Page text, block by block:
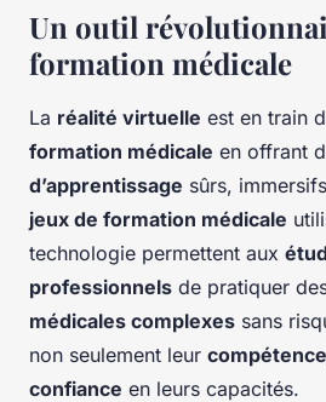
Un outil
formation médicale
La réalité virtuelle est en train
formation médicale en offrant
d’apprentissage sûrs,
jeux de formation médicale
technologie permettent aux
professionnels de pratiquer
médicales complexes sans
non seulement leur compétence
confiance en leurs capacités.